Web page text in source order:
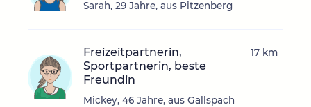
Sarah, 29 Jahre, aus Pitzenberg
Freizeitpartnerin,
Sportpartnerin, beste
Freundin
Mickey, 46 Jahre, aus Gallspach
17 km